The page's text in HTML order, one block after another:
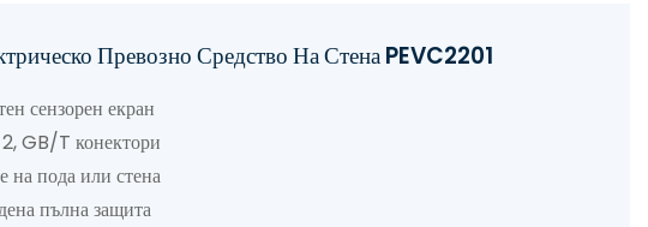
Превозно Средство На Стена PEVC2201
екран
конектори
или стена
пълна защита